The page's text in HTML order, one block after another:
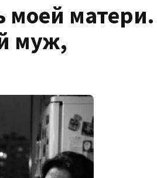
моей матери.
муж,